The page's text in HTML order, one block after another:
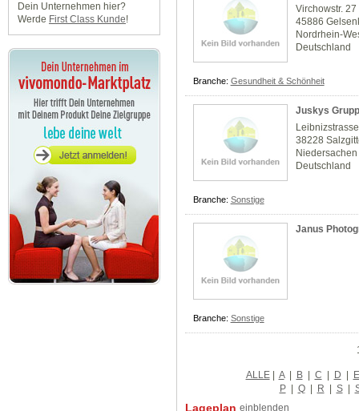
Dein Unternehmen hier?
Werde First Class Kunde!
Virchowstr. 27
45886
Nordrhein-
Deutschland
Branche: Gesundheit & Schönheit
Juskys
38228
Niedersachen
Deutschland
Branche: Sonstige
Janus
Branche: Sonstige
ALLE| A | B | C | D | E
P | Q | R | S |
Lageplan einblenden